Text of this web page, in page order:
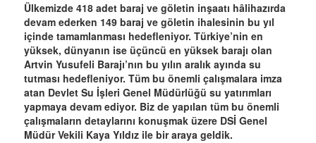
Ülkemizde 418 adet baraj ve göletin inşaatı hâlihazırda
devam ederken 149 baraj ve göletin ihalesinin bu yıl
içinde tamamlanması hedefleniyor. Türkiye’nin en
yüksek, dünyanın ise üçüncü en yüksek barajı olan
Artvin Yusufeli Barajı’nın bu yılın aralık ayında su
tutması hedefleniyor. Tüm bu önemli çalışmalara imza
atan Devlet Su İşleri Genel Müdürlüğü su yatırımları
yapmaya devam ediyor. Biz de yapılan tüm bu önemli
çalışmaların detaylarını konuşmak üzere DSİ Genel
Müdür Vekili Kaya Yıldız ile bir araya geldik.